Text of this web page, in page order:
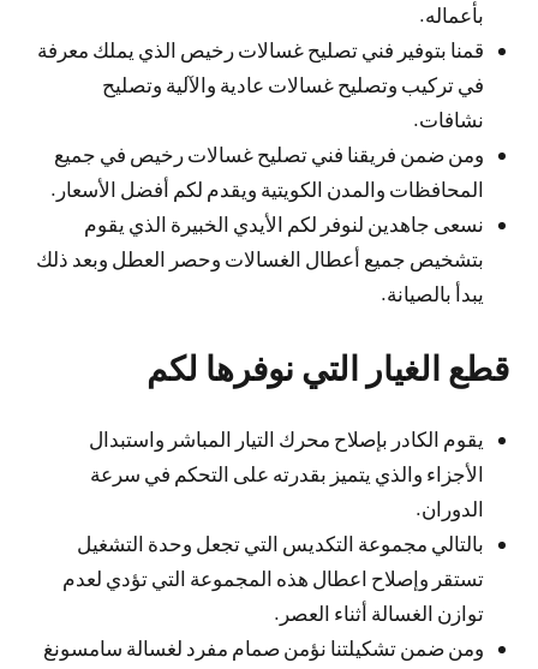
بأعماله.
قمنا بتوفير فني تصليح غسالات رخيص الذي يملك معرفة
في تركيب وتصليح غسالات عادية والآلية وتصليح
نشافات.
ومن ضمن فريقنا فني تصليح غسالات رخيص في جميع
المحافظات والمدن الكويتية ويقدم لكم أفضل الأسعار.
نسعى جاهدين لنوفر لكم الأيدي الخبيرة الذي يقوم
بتشخيص جميع أعطال الغسالات وحصر العطل وبعد ذلك
يبدأ بالصيانة.
قطع الغيار التي نوفرها لكم
يقوم الكادر بإصلاح محرك التيار المباشر واستبدال
الأجزاء والذي يتميز بقدرته على التحكم في سرعة
الدوران.
بالتالي مجموعة التكديس التي تجعل وحدة التشغيل
تستقر وإصلاح اعطال هذه المجموعة التي تؤدي لعدم
توازن الغسالة أثناء العصر.
ومن ضمن تشكيلتنا نؤمن صمام مفرد لغسالة سامسونغ